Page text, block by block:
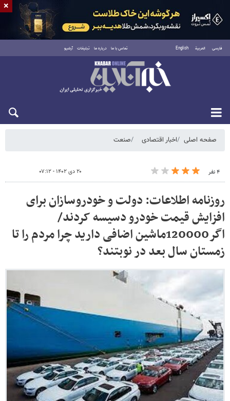
فارسی العربية English تماس با ما درباره ما تبلیغات آرشیو
پنجشنبه ۱۵ مرداد ۱۴۰۵
صفحه اصلی اخبار اقتصادی صنعت
۴ نفر ۲۰ دی ۱۴۰۲ - ۰۷:۱۲
روزنامه اطلاعات: دولت و خودروسازان برای
افزایش قیمت خودرو دسیسه کردند/
اگر120000ماشین اضافی دارید چرا مردم را تا
زمستان سال بعد در نوبتند؟
×